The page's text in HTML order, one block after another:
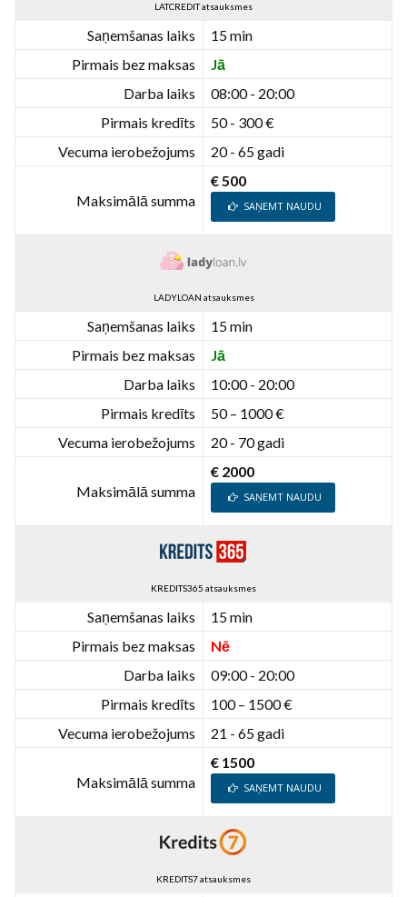
LATCREDIT atsauksmes
Saņemšanas laiks
15 min
Pirmais bez maksas
Jā
Darba laiks
08:00 - 20:00
Pirmais kredīts
50 - 300 €
Vecuma ierobežojums
20 - 65 gadi
Maksimālā summa
€ 500
SAŅEMT NAUDU
LADYLOAN atsauksmes
Saņemšanas laiks
15 min
Pirmais bez maksas
Jā
Darba laiks
10:00 - 20:00
Pirmais kredīts
50 – 1000 €
Vecuma ierobežojums
20 - 70 gadi
Maksimālā summa
€ 2000
SAŅEMT NAUDU
KREDITS365 atsauksmes
Saņemšanas laiks
15 min
Pirmais bez maksas
Nē
Darba laiks
09:00 - 20:00
Pirmais kredīts
100 – 1500 €
Vecuma ierobežojums
21 - 65 gadi
Maksimālā summa
€ 1500
SAŅEMT NAUDU
KREDITS7 atsauksmes